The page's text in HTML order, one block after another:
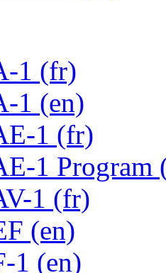
1 (fr)
1 (en)
1 (fr)
1 Program
1 (fr)
(en)
1 (en)